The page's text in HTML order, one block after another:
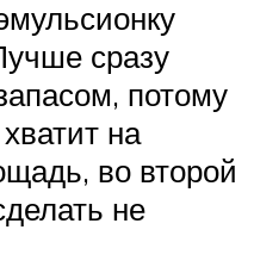
сразу
потому
на
во второй
не